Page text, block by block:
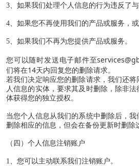
3、如果我们处理个人信息的行为违反了与
4、如果您不再使用我们的产品或服务，
5、如果我们不再为您提供产品或服务。
您可以随时发送电子邮件至
们将在14天内回复您的删除请求。
若我们决定响应您的删除请求，我们还
人信息的实体，要求其及时删除，除非
体获得您的独立授权。
当您个人信息从我们的系统中删除后，
删除相应的信息，但会在备份更新时删除
（四）个人信息注销账户
1、您可以主动联系我们注销账户。